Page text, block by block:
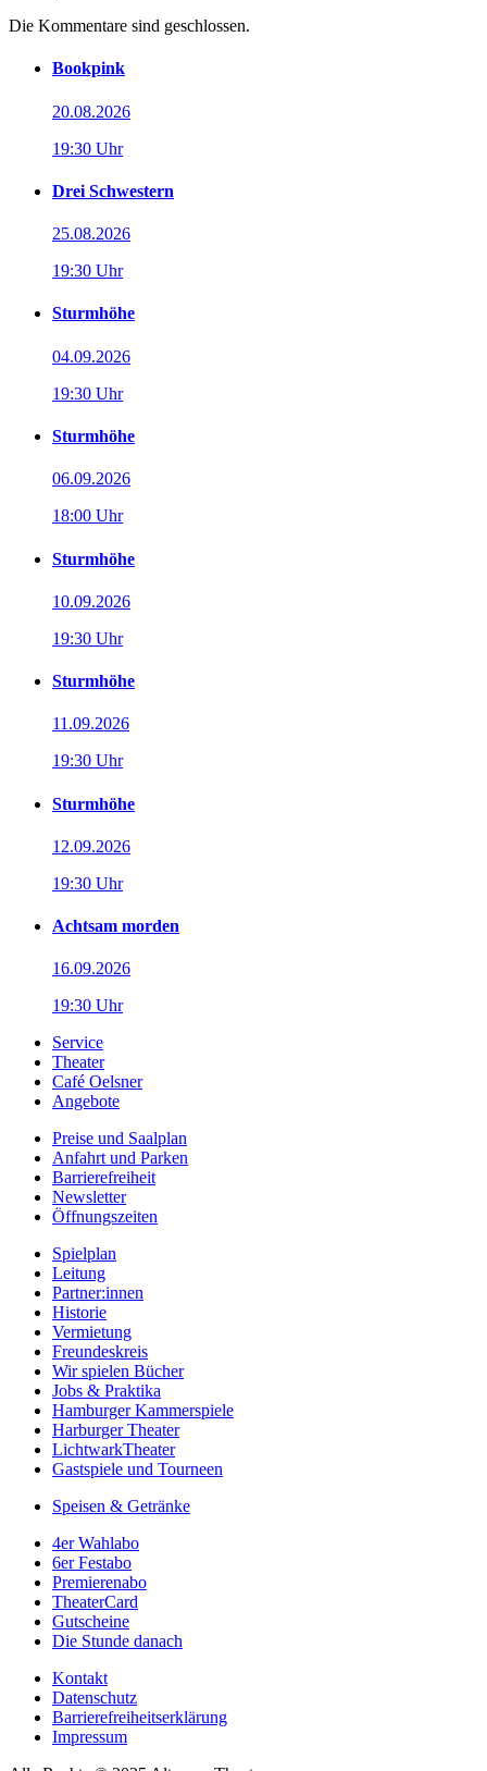
Die Kommentare sind geschlossen.
Bookpink
20.08.2026
19:30 Uhr
Drei Schwestern
25.08.2026
19:30 Uhr
Sturmhöhe
04.09.2026
19:30 Uhr
Sturmhöhe
06.09.2026
18:00 Uhr
Sturmhöhe
10.09.2026
19:30 Uhr
Sturmhöhe
11.09.2026
19:30 Uhr
Sturmhöhe
12.09.2026
19:30 Uhr
Achtsam morden
16.09.2026
19:30 Uhr
Service
Theater
Café Oelsner
Angebote
Preise und Saalplan
Anfahrt und Parken
Barrierefreiheit
Newsletter
Öffnungszeiten
Spielplan
Leitung
Partner:innen
Historie
Vermietung
Freundeskreis
Wir spielen Bücher
Jobs & Praktika
Hamburger Kammerspiele
Harburger Theater
LichtwarkTheater
Gastspiele und Tourneen
Speisen & Getränke
4er Wahlabo
6er Festabo
Premierenabo
TheaterCard
Gutscheine
Die Stunde danach
Kontakt
Datenschutz
Barrierefreiheitserklärung
Impressum